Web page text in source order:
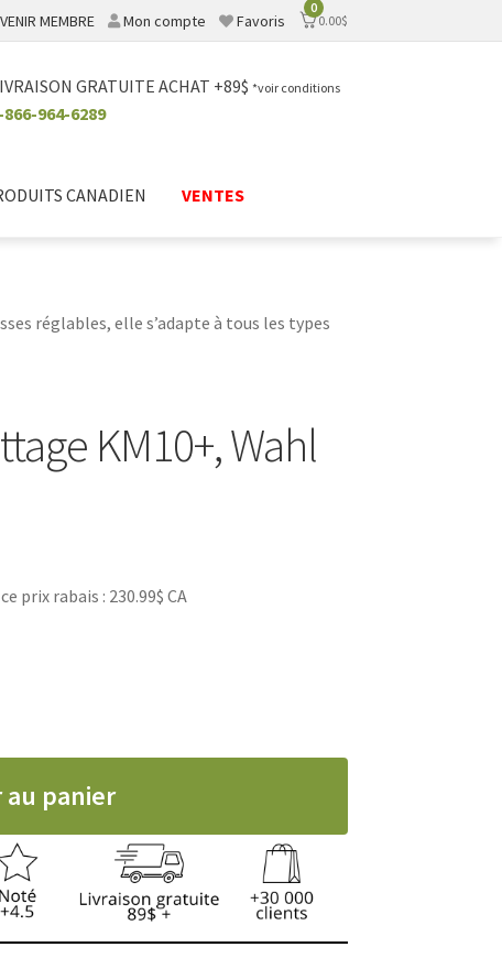
0
0.00$
MEMBRE Mon compte Favoris
GRATUITE ACHAT +89$ *voir conditions
866-964-6289
CANADIEN VENTES
réglables, elle s’adapte à tous les types
KM10+, Wahl
prix rabais : 230.99$ CA
KM10+, Wahl
panier